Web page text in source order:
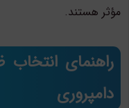
مؤثر هستند.
راهنمای
دامپروری